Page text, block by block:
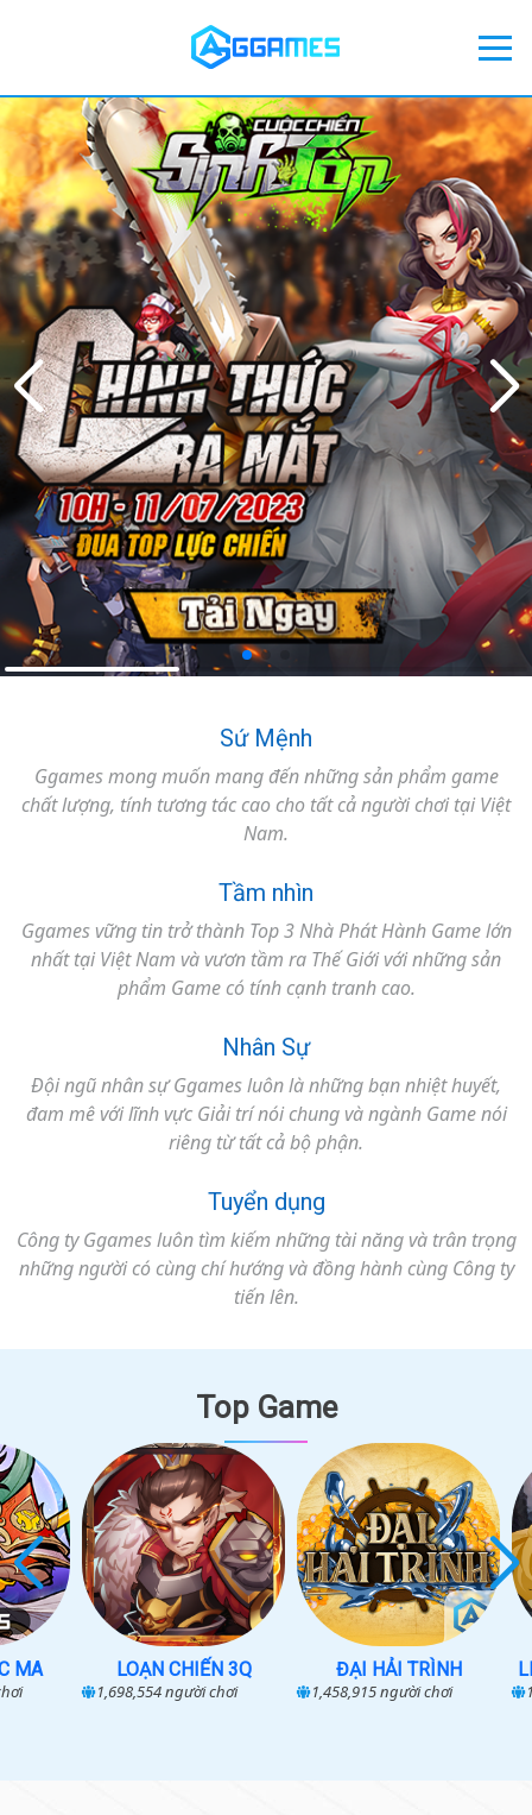
Trang Chủ
Hiểu Về GGames
Sản Phẩm GGames
Tin Tức
Nạp Thẻ
Tuyển Dụng
Liên Hệ
Sứ Mệnh
Ggames mong muốn mang đến những sản phẩm game
chất lượng, tính tương tác cao cho tất cả người chơi tại Việt
Nam.
Tầm nhìn
Ggames vững tin trở thành Top 3 Nhà Phát Hành Game lớn
nhất tại Việt Nam và vươn tầm ra Thế Giới với những sản
phẩm Game có tính cạnh tranh cao.
Nhân Sự
Đội ngũ nhân sự Ggames luôn là những bạn nhiệt huyết,
đam mê với lĩnh vực Giải trí nói chung và ngành Game nói
riêng từ tất cả bộ phận.
Tuyển dụng
Công ty Ggames luôn tìm kiếm những tài năng và trân trọng
những người có cùng chí hướng và đồng hành cùng Công ty
tiến lên.
Top Game
3Q ĐẠI HẢI TRÌNH
1,458,915người chơi
LIÊN MINH ANH HÙNG
1,529,755người chơi